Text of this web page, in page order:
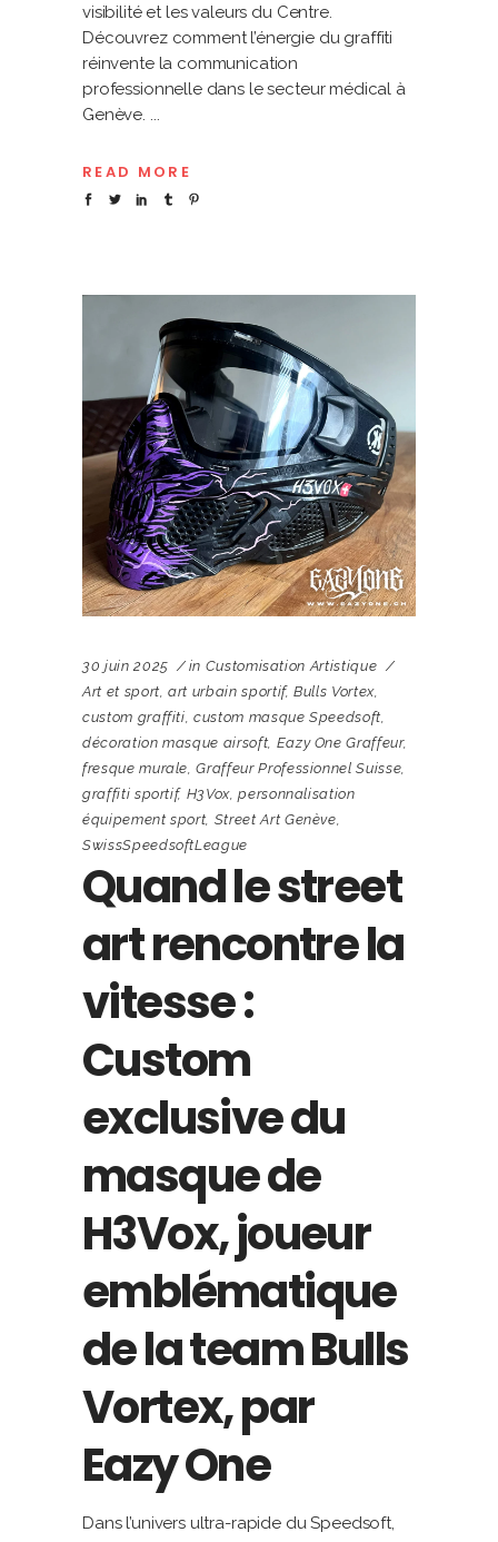
visibilité et les valeurs du Centre.
Découvrez comment l’énergie du graffiti
réinvente la communication
professionnelle dans le secteur médical à
Genève.
READ MORE
30 juin 2025 in Customisation Artistique
Art et sport,art urbain sportif,Bulls Vortex,
custom graffiti,custom masque Speedsoft,
décoration masque airsoft, Eazy One Graffeur,
fresque murale,Graffeur Professionnel Suisse,
graffiti sportif, H3Vox,personnalisation
équipement sport, Street Art Genève,
SwissSpeedsoftLeague
Quand le street
art rencontre la
vitesse :
Custom
exclusive du
masque de
H3Vox, joueur
emblématique
de la team Bulls
Vortex, par
Eazy One
Dans l’univers ultra-rapide du Speedsoft,